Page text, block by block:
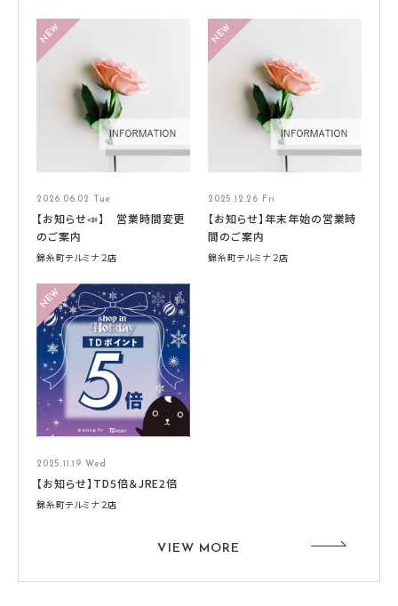
2026.06.02 Tue
【お知らせ📣】 営業時間変更
のご案内
錦糸町テルミナ２店
2025.12.26 Fri
【お知らせ】年末年始の営業時
間のご案内
錦糸町テルミナ２店
2025.11.19 Wed
【お知らせ】TD5倍＆JRE2倍
錦糸町テルミナ２店
VIEW MORE